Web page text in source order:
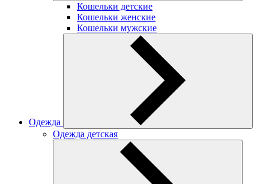
Кошельки детские
Кошельки женские
Кошельки мужские
Одежда
Одежда детская